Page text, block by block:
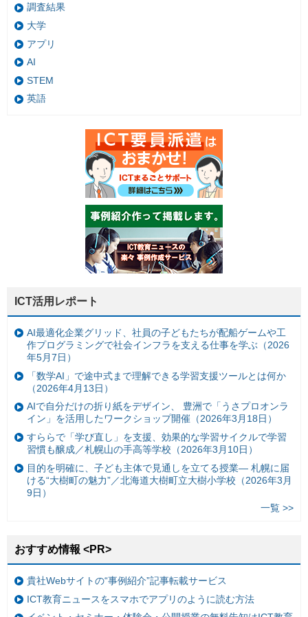
調査結果
大学
アプリ
AI
STEM
英語
ICT活用レポート
AI最適化企業グリッド、社員の子どもたちが配船ゲームや工
作プログラミングで社会インフラを支える仕事を学ぶ（2026
年5月7日）
「数学AI」で途中式まで理解できる学習支援ツールとは何か
（2026年4月13日）
AIで自分だけの折り紙をデザイン、 豊洲で「うさプロオンラ
イン」を活用したワークショップ開催（2026年3月18日）
すららで「学び直し」を支援、効果的な学習サイクルで学習
習慣も醸成／札幌山の手高等学校（2026年3月10日）
目的を明確に、子ども主体で見通しを立てる授業— 札幌に届
ける“大樹町の魅力”／北海道大樹町立大樹小学校（2026年3月
9日）
一覧 >>
おすすめ情報 <PR>
貴社Webサイトの“事例紹介”記事転載サービス
ICT教育ニュースをスマホでアプリのように読む方法